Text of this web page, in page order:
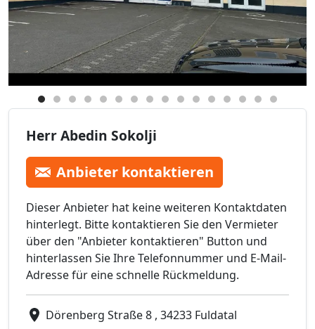
Herr Abedin Sokolji
Anbieter kontaktieren
Dieser Anbieter hat keine weiteren Kontaktdaten
hinterlegt. Bitte kontaktieren Sie den Vermieter
über den "Anbieter kontaktieren" Button und
hinterlassen Sie Ihre Telefonnummer und E-Mail-
Adresse für eine schnelle Rückmeldung.
Dörenberg Straße 8 , 34233 Fuldatal